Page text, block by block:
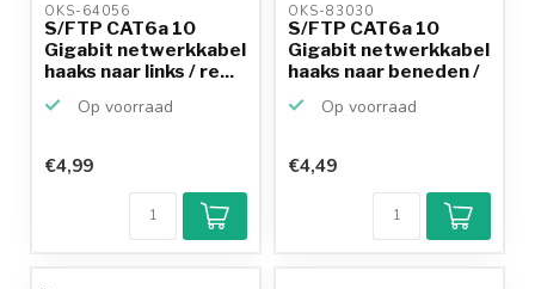
OKS-64056
S/FTP CAT6a 10
Gigabit netwerkkabel
haaks naar links / re...
Op voorraad
€4,99
OKS-83030
S/FTP CAT6a 10
Gigabit netwerkkabel
haaks naar beneden /
Op voorraad
€4,49